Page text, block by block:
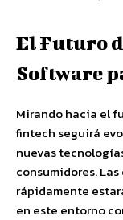
El Futuro
Software
Mirando hacia el
fintech seguirá
nuevas
consumidores.
rápidamente
en este entorno